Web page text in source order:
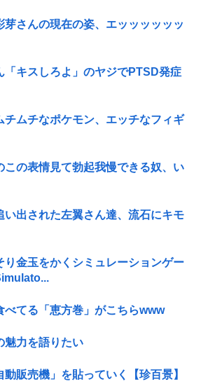
芽さんの現在の姿、エッッッッッッ
「キスしろよ」のヤジでPTSD発症
チムチなポケモン、エッチなフィギ
この表情見て勃起我慢できる奴、い
い出された左翼さん達、流石にキモ
り金玉をかくシミュレーションゲー
べてる「恵方巻」がこちらwww
魅力を語りたい
販売機」を貼っていく【珍百景】